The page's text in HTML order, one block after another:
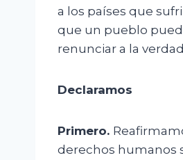
a los países que
que un pueblo
renunciar a la
Declaramos
Primero.
derechos humanos